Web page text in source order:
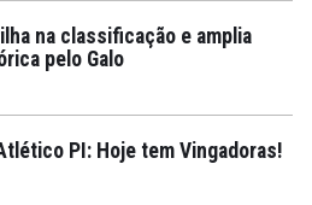
na classificação e amplia
pelo Galo
PI: Hoje tem Vingadoras!